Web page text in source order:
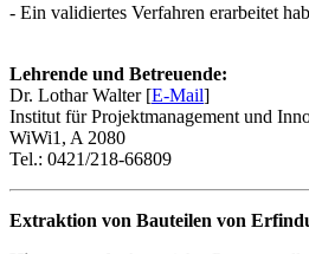
- Ein validiertes Verfahren erarbeitet
Lehrende und Betreuende:
Dr. Lothar Walter [E-Mail]
Institut für Projektmanagement und
WiWi1, A 2080
Tel.: 0421/218-66809
Extraktion von Bauteilen von